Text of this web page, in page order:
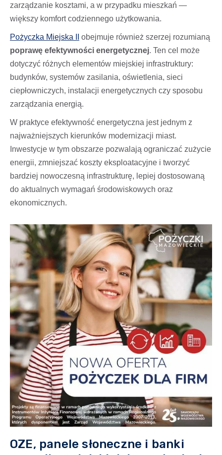
zarządzanie kosztami, a w przypadku mieszkań —
większy komfort codziennego użytkowania.
Pożyczka Miejska II
obejmuje również szerzej rozumianą
poprawę efektywności energetycznej. Ten cel może
dotyczyć różnych elementów miejskiej infrastruktury:
budynków, systemów zasilania, oświetlenia, sieci
ciepłowniczych, instalacji energetycznych czy sposobu
zarządzania energią.
W praktyce efektywność energetyczna jest jednym z
najważniejszych kierunków modernizacji miast.
Inwestycje w tym obszarze pozwalają ograniczać zużycie
energii, zmniejszać koszty eksploatacyjne i tworzyć
bardziej nowoczesną infrastrukturę, lepiej dostosowaną
do aktualnych wymagań środowiskowych oraz
ekonomicznych.
OZE, panele słoneczne i banki